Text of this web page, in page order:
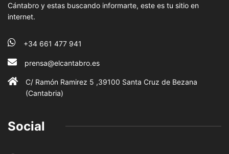
Cántabro y estas buscando informarte, este es tu sitio en
internet.
+34 661 477 941
prensa@elcantabro.es
C/ Ramón Ramirez 5 ,39100 Santa Cruz de Bezana
(Cantabria)
Social